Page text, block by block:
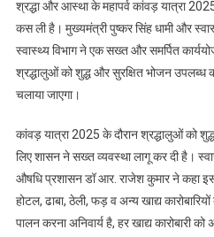
श्रद्धा और आस्था के महापर्व कांवड़ यात्रा
कस ली है। मुख्यमंत्री पुष्कर सिंह धामी और
स्वास्थ्य विभाग ने एक सख्त और समर्पित
श्रद्धालुओं को शुद्ध और सुरक्षित भोजन उपलब्ध
चलाया जाएगा।
कांवड़ यात्रा 2025 के दौरान श्रद्धालुओं को
लिए शासन ने सख्त व्यवस्था लागू कर दी है।
औषधि प्रशासन डॉ आर. राजेश कुमार ने कहा इस
होटल, ढाबा, ठेली, फड़ व अन्य खाद्य
पालन करना अनिवार्य है, हर खाद्य कारोबारी